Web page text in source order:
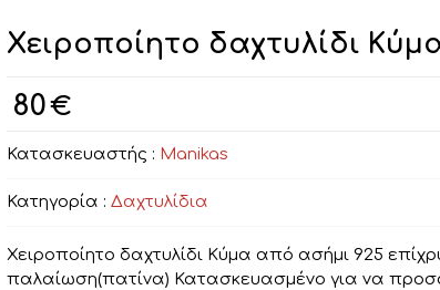
Χειροποίητο δαχτυλίδι
80€
Κατασκευαστής : Manikas
Κατηγορία : Δαχτυλίδια
Χειροποίητο δαχτυλίδι Κύμα από ασήμι 925
παλαίωση(πατίνα) Κατασκευασμένο για να